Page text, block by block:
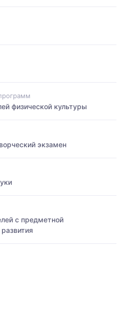
физической культуры
экзамен
с предметной